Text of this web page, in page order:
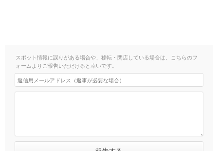
スポット情報に誤りがある場合や、移転・閉店している場合は、こちらのフ
ォームよりご報告いただけると幸いです。